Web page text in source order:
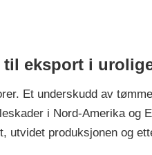
eksport i
Et underskudd av
i Nord-Amerika og
utvidet produksjonen og